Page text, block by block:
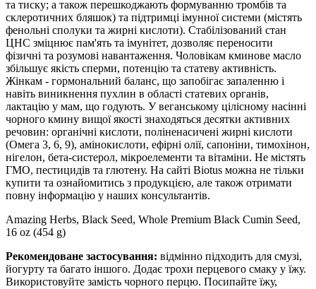
та тиску; а також перешкоджають формуванню тромбів та
склеротичних бляшок) та підтримці імунної системи (містять
фенольні сполуки та жирні кислоти). Стабілізований стан
ЦНС зміцнює пам'ять та імунітет, дозволяє переносити
фізичні та розумові навантаження. Чоловікам кминове масло
збільшує якість сперми, потенцію та статеву активність.
Жінкам - гормональний баланс, що запобігає запаленню і
навіть виникнення пухлин в області статевих органів,
лактацію у мам, що годують. У веганському цілісному насінні
чорного кмину вищої якості знаходяться десятки активних
речовин: органічні кислоти, поліненасичені жирні кислоти
(Омега 3, 6, 9), амінокислоти, ефірні олії, сапоніни, тимохінон,
нігелон, бета-систерол, мікроелементи та вітаміни. Не містять
ГМО, пестицидів та глютену. На сайті Biotus можна не тільки
купити та ознайомитись з продукцією, але також отримати
повну інформацію у наших консультантів.
Amazing Herbs, Black Seed, Whole Premium Black Cumin Seed,
16 oz (454 g)
Рекомендоване застосування: відмінно підходить для смузі,
йогурту та багато іншого. Додає трохи перцевого смаку у їжу.
Використовуйте замість чорного перцю. Посипайте їжу,